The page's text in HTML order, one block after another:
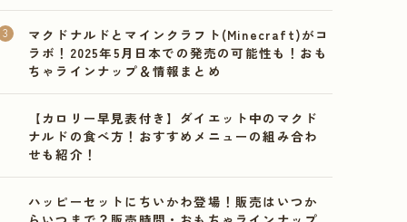
マクドナルドとマインクラフト(Minecraft)がコ
ラボ！2025年5月日本での発売の可能性も！おも
ちゃラインナップ＆情報まとめ
【カロリー早見表付き】ダイエット中のマクド
ナルドの食べ方！おすすめメニューの組み合わ
せも紹介！
ハッピーセットにちいかわ登場！販売はいつか